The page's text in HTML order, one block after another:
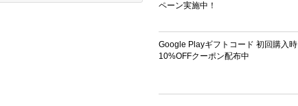
ペーン実施中！
Google Playギフトコード 初回購入時
10%OFFクーポン配布中